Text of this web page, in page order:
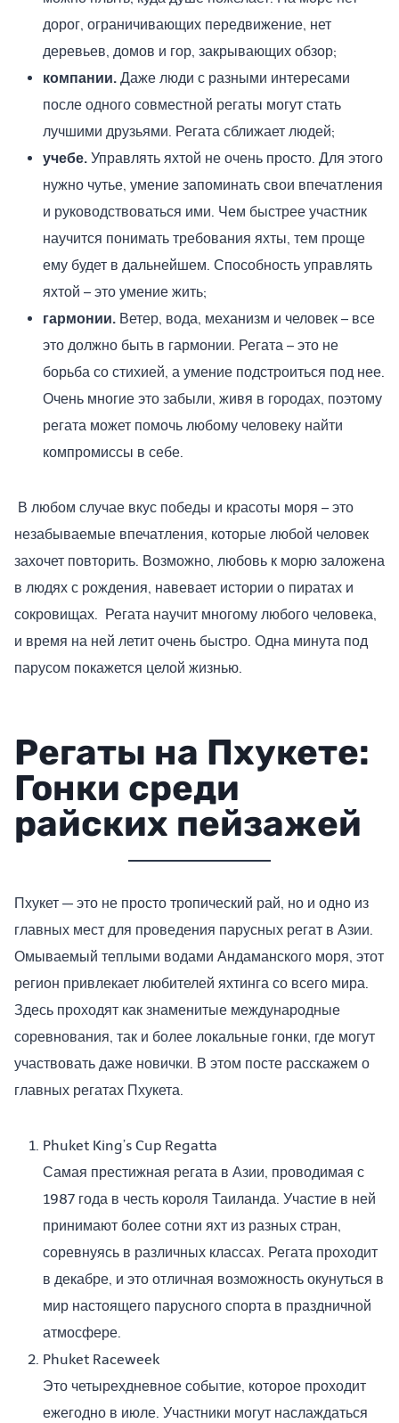
дорог, ограничивающих передвижение, нет
деревьев, домов и гор, закрывающих обзор;
компании. Даже люди с разными интересами
после одного совместной регаты могут стать
лучшими друзьями. Регата сближает людей;
учебе. Управлять яхтой не очень просто. Для этого
нужно чутье, умение запоминать свои впечатления
и руководствоваться ими. Чем быстрее участник
научится понимать требования яхты, тем проще
ему будет в дальнейшем. Способность управлять
яхтой – это умение жить;
гармонии. Ветер, вода, механизм и человек – все
это должно быть в гармонии. Регата – это не
борьба со стихией, а умение подстроиться под нее.
Очень многие это забыли, живя в городах, поэтому
регата может помочь любому человеку найти
компромиссы в себе.
В любом случае вкус победы и красоты моря – это
незабываемые впечатления, которые любой человек
захочет повторить. Возможно, любовь к морю заложена
в людях с рождения, навевает истории о пиратах и
сокровищах. Регата научит многому любого человека,
и время на ней летит очень быстро. Одна минута под
парусом покажется целой жизнью.
Регаты на Пхукете:
Гонки среди
райских пейзажей
Пхукет — это не просто тропический рай, но и одно из
главных мест для проведения парусных регат в Азии.
Омываемый теплыми водами Андаманского моря, этот
регион привлекает любителей яхтинга со всего мира.
Здесь проходят как знаменитые международные
соревнования, так и более локальные гонки, где могут
участвовать даже новички. В этом посте расскажем о
главных регатах Пхукета.
Phuket King’s Cup Regatta
Самая престижная регата в Азии, проводимая с
1987 года в честь короля Таиланда. Участие в ней
принимают более сотни яхт из разных стран,
соревнуясь в различных классах. Регата проходит
в декабре, и это отличная возможность окунуться в
мир настоящего парусного спорта в праздничной
атмосфере.
Phuket Raceweek
Это четырехдневное событие, которое проходит
ежегодно в июле. Участники могут наслаждаться